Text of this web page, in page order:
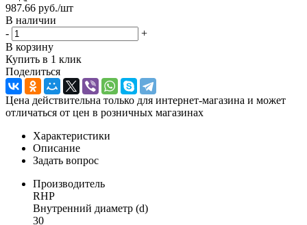
987.66 руб./шт
В наличии
-
+
В корзину
Купить в 1 клик
Поделиться
Цена действительна только для интернет-магазина и может
отличаться от цен в розничных магазинах
Характеристики
Описание
Задать вопрос
Производитель
RHP
Внутренний диаметр (d)
30